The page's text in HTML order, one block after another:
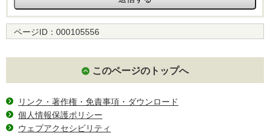
ページID： 000105556
このページのトップへ
リンク・著作権・免責事項・ダウンロード
個人情報保護ポリシー
ウェブアクセシビリティ